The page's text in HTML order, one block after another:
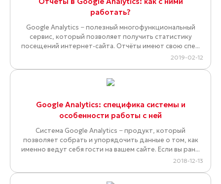
работать?
Google Analytics − полезный многофункциональный
сервис, который позволяет получить статистику
посещений интернет-сайта. Отчёты имеют свою спе...
2019-02-12
Google Analytics: специфика системы и
особенности работы с ней
Система Google Analytics − продукт, который
позволяет собрать и упорядочить данные о том, как
именно ведут себя гости на вашем сайте. Если вы ран...
2018-12-13